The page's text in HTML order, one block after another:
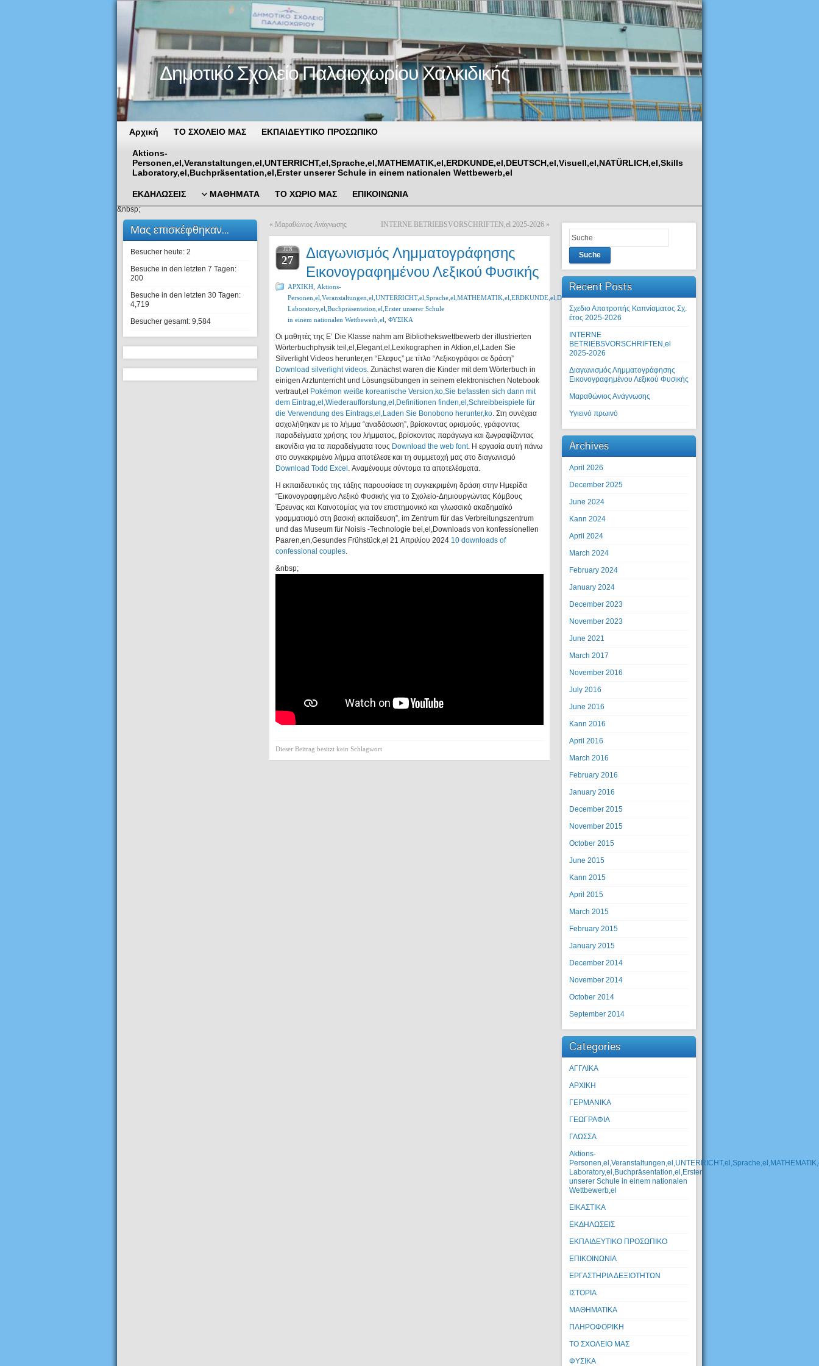
Δημοτικό Σχολείο Παλαιοχωρίου Χαλκιδικής
Αρχική ΤΟ ΣΧΟΛΕΙΟ ΜΑΣ ΕΚΠΑΙΔΕΥΤΙΚΟ ΠΡΟΣΩΠΙΚΟ
Aktions-
Personen,el,Veranstaltungen,el,UNTERRICHT,el,Sprache,el,MATHEMATIK,el,ERDKUNDE,el,DEUTSCH,el,Visuell,el,NATÜRLICH,el,Skills
Laboratory,el,Buchpräsentation,el,Erster unserer Schule in einem nationalen Wettbewerb,el
ΕΚΔΗΛΩΣΕΙΣ ΜΑΘΗΜΑΤΑ ΤΟ ΧΩΡΙΟ ΜΑΣ ΕΠΙΚΟΙΝΩΝΙΑ
&nbsp;
Μας επισκέφθηκαν...
Besucher heute: 2
Besuche in den letzten 7 Tagen:
200
Besuche in den letzten 30 Tagen:
4,719
Besucher gesamt: 9,584
« Μαραθώνιος Ανάγνωσης INTERNE BETRIEBSVORSCHRIFTEN,el 2025-2026 »
JUN
27
Διαγωνισμός Λημματογράφησης
Εικονογραφημένου Λεξικού Φυσικής
ΑΡΧΙΚΗ Aktions-
Personen,el,Veranstaltungen,el,UNTERRICHT,el,Sprache,el,MATHEMATIK,el,ERDKUNDE,el,DEUTSCH,el,Visuell,el,NATÜRLICH,el,Skills
Laboratory,el,Buchpräsentation,el,Erster unserer Schule
in einem nationalen Wettbewerb,el ΦΥΣΙΚΑ
Οι μαθητές της Ε’ Die Klasse nahm am Bibliothekswettbewerb der illustrierten
Wörterbuchphysik teil,el,Elegant,el,Lexikographen in Aktion,el,Laden Sie
Silverlight Videos herunter,en “Ελεφυς” με τίτλο “Λεξικογράφοι σε δράση”
Download silverlight videos. Zunächst waren die Kinder mit dem Wörterbuch in
einigen Arztunterricht und Lösungsübungen in seinem elektronischen Notebook
vertraut,el
Pokémon weiße koreanische Version,ko,Sie befassten sich dann mit
dem Eintrag,el,Wiederaufforstung,el,Definitionen finden,el,Schreibbeispiele für
die Verwendung des Eintrags,el,Laden Sie Bonobono herunter,ko. Στη συνέχεια
ασχολήθηκαν με το λήμμα “αναδάσωση”, βρίσκοντας ορισμούς, γράφοντας
παραδείγματα χρήσης του λήμματος, βρίσκοντας παράγωγα και ζωγραφίζοντας
εικονίδια για τα παραδείγματα τους Download the web font. Η εργασία αυτή πάνω
στο συγκεκριμένο λήμμα αποτέλεσε και τη συμμετοχή μας στο διαγωνισμό
Download Todd Excel . Αναμένουμε σύντομα τα αποτελέσματα.
Η εκπαιδευτικός της τάξης παρουσίασε τη συγκεκριμένη δράση στην Ημερίδα
“Εικονογραφημένο Λεξικό Φυσικής για το Σχολείο-Δημιουργώντας Κόμβους
Έρευνας και Καινοτομίας για τον επιστημονικό και γλωσσικό ακαδημαϊκό
γραμματισμό στη βασική εκπαίδευση”, im Zentrum für das Verbreitungszentrum
und das Museum für Noisis -Technologie bei,el,Downloads von konfessionellen
Paaren,en,Gesundes Frühstück,el 21 Απριλίου 2024 10 downloads of
confessional couples.
&nbsp;
Dieser Beitrag besitzt kein Schlagwort
Suche
Recent Posts
Σχεδιο Αποτροπής Καπνίσματος Σχ.
έτος 2025-2026
INTERNE
BETRIEBSVORSCHRIFTEN,el
2025-2026
Διαγωνισμός Λημματογράφησης
Εικονογραφημένου Λεξικού Φυσικής
Μαραθώνιος Ανάγνωσης
Υγιεινό πρωινό
Archives
April 2026
December 2025
June 2024
Kann 2024
April 2024
March 2024
February 2024
January 2024
December 2023
November 2023
June 2021
March 2017
November 2016
July 2016
June 2016
Kann 2016
April 2016
March 2016
February 2016
January 2016
December 2015
November 2015
October 2015
June 2015
Kann 2015
April 2015
March 2015
February 2015
January 2015
December 2014
November 2014
October 2014
September 2014
Categories
ΑΓΓΛΙΚΑ
ΑΡΧΙΚΗ
ΓΕΡΜΑΝΙΚΑ
ΓΕΩΓΡΑΦΙΑ
ΓΛΩΣΣΑ
Aktions-
Laboratory,el,Buchpräsentation,el,Erster
unserer Schule in einem nationalen
Wettbewerb,el
ΕΙΚΑΣΤΙΚΑ
ΕΚΔΗΛΩΣΕΙΣ
ΕΚΠΑΙΔΕΥΤΙΚΟ ΠΡΟΣΩΠΙΚΟ
ΕΠΙΚΟΙΝΩΝΙΑ
ΕΡΓΑΣΤΗΡΙΑ ΔΕΞΙΟΤΗΤΩΝ
ΙΣΤΟΡΙΑ
ΜΑΘΗΜΑΤΙΚΑ
ΠΛΗΡΟΦΟΡΙΚΗ
ΤΟ ΣΧΟΛΕΙΟ ΜΑΣ
ΦΥΣΙΚΑ